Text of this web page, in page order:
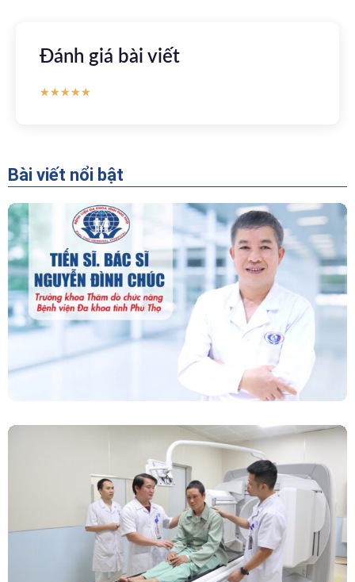
Đánh giá bài viết
★★★★★
Bài viết nổi bật
“Người Dẫn Đường” Của Khoa Thăm Dò Chức
Năng – Bệnh Viện Đa Khoa Tỉnh Phú Thọ
Chính Thức Vận Hành Máy Xạ Hình Thế Hệ
Mới Spect/CT Trong Chẩn Đoán Và Điều Trị
Ung Thư Tại Bệnh Viện Đa Khoa Tỉnh Phú Thọ